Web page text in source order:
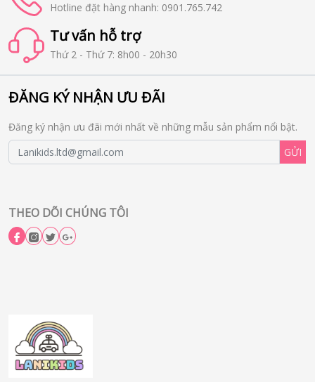
Hotline đặt hàng nhanh: 0901.765.742
Tư vấn hỗ trợ
Thứ 2 - Thứ 7: 8h00 - 20h30
ĐĂNG KÝ NHẬN ƯU ĐÃI
Đăng ký nhận ưu đãi mới nhất về những mẫu sản phẩm nổi bật.
GỬI
THEO DÕI CHÚNG TÔI